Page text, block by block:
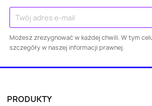
Warszawa Kraków
Katowice
Możesz zrezygnować w każdej chwili. W tym
szczegóły w naszej informacji prawnej.
PRODUKTY